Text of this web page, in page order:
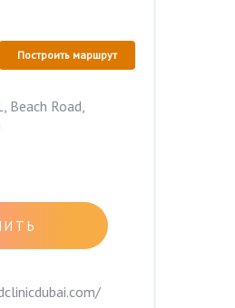
Построить маршрут
Beach Road,